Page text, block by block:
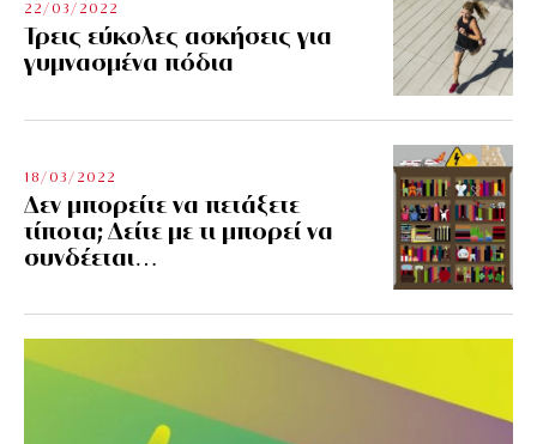
22/03/2022
Τρεις εύκολες ασκήσεις για
γυμνασμένα πόδια
18/03/2022
Δεν μπορείτε να πετάξετε
τίποτα; Δείτε με τι μπορεί να
συνδέεται…